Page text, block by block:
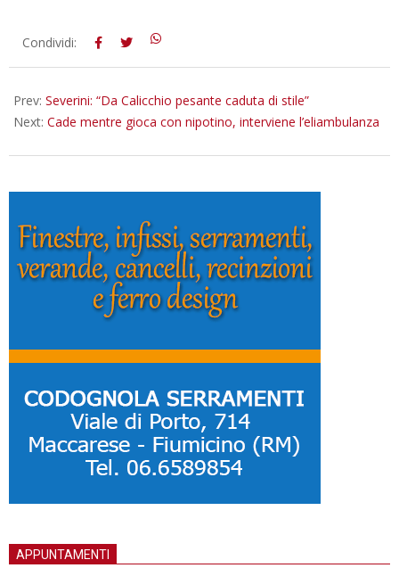
2018-
Condividi:
Prev: Severini: “Da Calicchio pesante caduta di stile”
Next: Cade mentre gioca con nipotino, interviene l’eliambulanza
APPUNTAMENTI